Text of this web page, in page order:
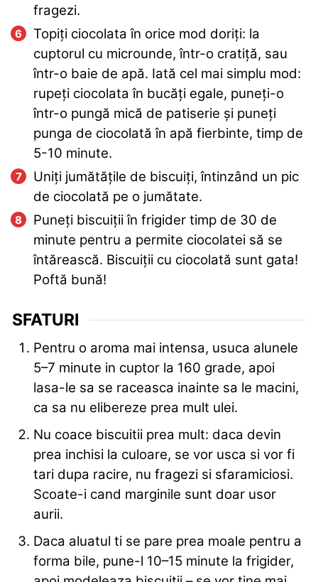
fragezi.
Topiți ciocolata în orice mod doriți: la
cuptorul cu microunde, într-o cratiță, sau
într-o baie de apă. Iată cel mai simplu mod:
rupeți ciocolata în bucăți egale, puneți-o
într-o pungă mică de patiserie și puneți
punga de ciocolată în apă fierbinte, timp de
5-10 minute.
Uniți jumătățile de biscuiți, întinzând un pic
de ciocolată pe o jumătate.
Puneți biscuiții în frigider timp de 30 de
minute pentru a permite ciocolatei să se
întărească. Biscuiții cu ciocolată sunt gata!
Poftă bună!
SFATURI
Pentru o aroma mai intensa, usuca alunele
5–7 minute in cuptor la 160 grade, apoi
lasa-le sa se raceasca inainte sa le macini,
ca sa nu elibereze prea mult ulei.
Nu coace biscuitii prea mult: daca devin
prea inchisi la culoare, se vor usca si vor fi
tari dupa racire, nu fragezi si sfaramiciosi.
Scoate-i cand marginile sunt doar usor
aurii.
Daca aluatul ti se pare prea moale pentru a
forma bile, pune-l 10–15 minute la frigider,